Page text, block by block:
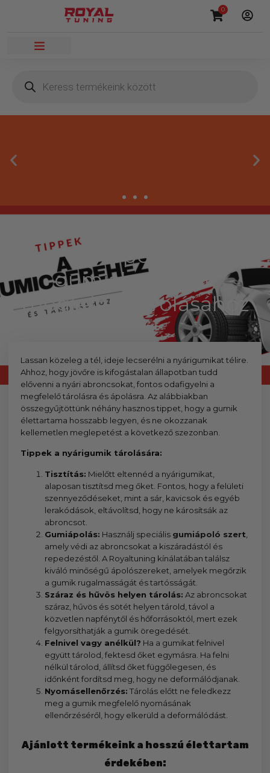
0
Gyors rendelésfeldolgozással segítünk, hogy hamar
kézhez kapd a csomagod.
Tippek a
gumiabroncsok
megfelelő tárolásához
Lassan közeleg a tél, ideje lecserélni a nyárigumikat télire.
Ahhoz, hogy jövőre is kifogástalan állapotban tudd
elővenni a nyári abroncsokat, fontos odafigyelni a
megfelelő tárolásra és ápolásra. Az alábbiakban
összegyűjtöttünk néhány hasznos tippet, hogy a gumik
élettartama hosszabb legyen, és ne okozzanak
kellemetlen meglepetést a következő szezonban.
Tippek a nyárigumik tárolására:
Tisztítás: Mielőtt eltennéd a nyárigumikat,
alaposan tisztítsd meg őket. Fontos, hogy a felületi
szennyeződéseket, mint a sár, kavicsok és egyéb
lerakódások, eltávolítsd, hogy ne károsítsák az
abroncsot.
Gumiápolás: Használj speciális gumiápoló szert
amely védi az abroncsokat a kiszáradástól és
repedezéstől. A Royaltuning kínálatában találsz
kiváló minőségű ápolószereket, amelyek megőrzik
a gumik rugalmasságát és tartósságát.
Száraz és hűvös helyen tárolás: Az abroncsokat
száraz, hűvös és sötét helyen tárold, távol a
közvetlen napfénytől és hőforrásoktól, mert ezek
felgyorsíthatják a gumik öregedését.
Felnivel vagy anélkül? Ha a gumikat felnivel
együtt tárolod, fektesd őket egymásra. Ha felni
nélkül tárolod, állítsd őket függőlegesen, és
időnként fordítsd meg, hogy ne deformálódjanak.
Nyomásellenőrzés: Tárolás előtt ne feledkezz
meg a gumik megfelelő nyomásának
ellenőrzéséről, hogy elkerüld a deformálódást.
Ajánlott termékeink a hosszú élettartam
érdekében: